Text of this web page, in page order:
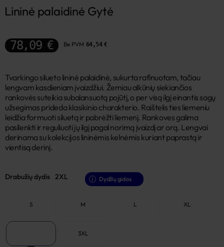
Lininė palaidinė Gytė
78,09 € Be PVM 64,54 €
Tvarkingo silueto lininė palaidinė, sukurta rafinuotam, tačiau
lengvam kasdieniam įvaizdžiui. Žemiau alkūnių siekiančios
rankovės suteikia subalansuotą pojūtį, o per visą ilgį einantis sagų
užsegimas prideda klasikinio charakterio. Raištelis ties liemeniu
leidžia formuoti siluetą ir pabrėžti liemenį. Rankoves galima
pasilenkti ir reguliuoti jų ilgį pagal norimą įvaizdį ar orą. Lengvai
derinama su kolekcijos lininėmis kelnėmis kuriant paprastą ir
vientisą derinį.
Drabužių dydis 2XL Dydžių gidas
S M L XL
3XL